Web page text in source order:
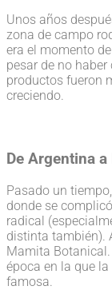
Unos años
zona de campo
era el momento
pesar de no
productos fueron
creciendo.
De Argentina
Pasado un
donde se
radical
distinta también).
Mamita
época en la que
famosa.